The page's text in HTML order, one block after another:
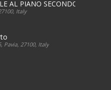
AL PIANO SECONDO
Italy
Pavia, 27100, Italy